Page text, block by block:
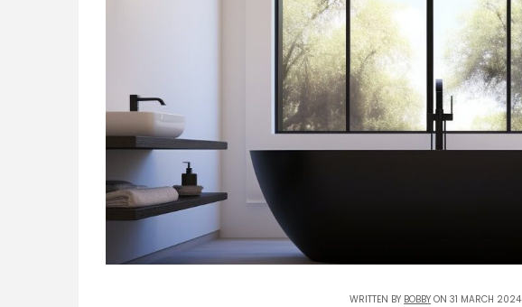
WRITTEN BY BOBBY ON 31 MARCH 2024